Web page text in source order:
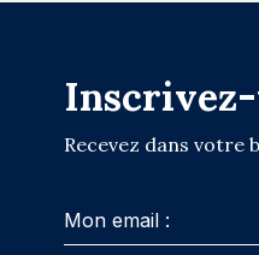
Recevez dans votre